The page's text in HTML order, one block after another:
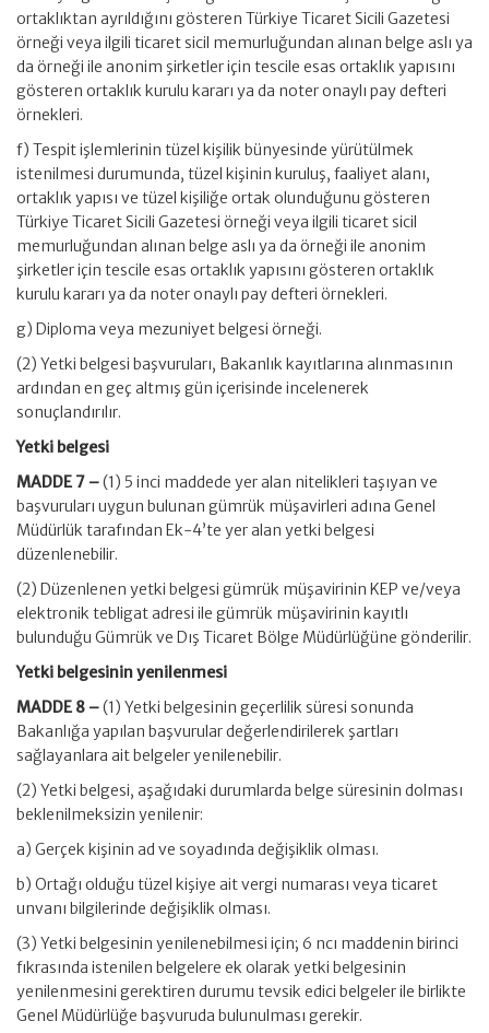
ortaklıktan ayrıldığını gösteren Türkiye Ticaret Sicili Gazetesi
örneği veya ilgili ticaret sicil memurluğundan alınan belge aslı ya
da örneği ile anonim şirketler için tescile esas ortaklık yapısını
gösteren ortaklık kurulu kararı ya da noter onaylı pay defteri
örnekleri.
f) Tespit işlemlerinin tüzel kişilik bünyesinde yürütülmek
istenilmesi durumunda, tüzel kişinin kuruluş, faaliyet alanı,
ortaklık yapısı ve tüzel kişiliğe ortak olunduğunu gösteren
Türkiye Ticaret Sicili Gazetesi örneği veya ilgili ticaret sicil
memurluğundan alınan belge aslı ya da örneği ile anonim
şirketler için tescile esas ortaklık yapısını gösteren ortaklık
kurulu kararı ya da noter onaylı pay defteri örnekleri.
g) Diploma veya mezuniyet belgesi örneği.
(2) Yetki belgesi başvuruları, Bakanlık kayıtlarına alınmasının
ardından en geç altmış gün içerisinde incelenerek
sonuçlandırılır.
Yetki belgesi
MADDE 7 –(1) 5 inci maddede yer alan nitelikleri taşıyan ve
başvuruları uygun bulunan gümrük müşavirleri adına Genel
Müdürlük tarafından Ek-4’te yer alan yetki belgesi
düzenlenebilir.
(2) Düzenlenen yetki belgesi gümrük müşavirinin KEP ve/veya
elektronik tebligat adresi ile gümrük müşavirinin kayıtlı
bulunduğu Gümrük ve Dış Ticaret Bölge Müdürlüğüne gönderilir.
Yetki belgesinin yenilenmesi
MADDE 8 –(1) Yetki belgesinin geçerlilik süresi sonunda
Bakanlığa yapılan başvurular değerlendirilerek şartları
sağlayanlara ait belgeler yenilenebilir.
(2) Yetki belgesi, aşağıdaki durumlarda belge süresinin dolması
beklenilmeksizin yenilenir:
a) Gerçek kişinin ad ve soyadında değişiklik olması.
b) Ortağı olduğu tüzel kişiye ait vergi numarası veya ticaret
unvanı bilgilerinde değişiklik olması.
(3) Yetki belgesinin yenilenebilmesi için; 6 ncı maddenin birinci
fıkrasında istenilen belgelere ek olarak yetki belgesinin
yenilenmesini gerektiren durumu tevsik edici belgeler ile birlikte
Genel Müdürlüğe başvuruda bulunulması gerekir.